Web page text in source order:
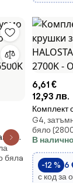
+
бялa
6,61 €
12,93 лв.
Комплект
фурна
2700K -
G4,
бяло
В
-12 % 6
с код за